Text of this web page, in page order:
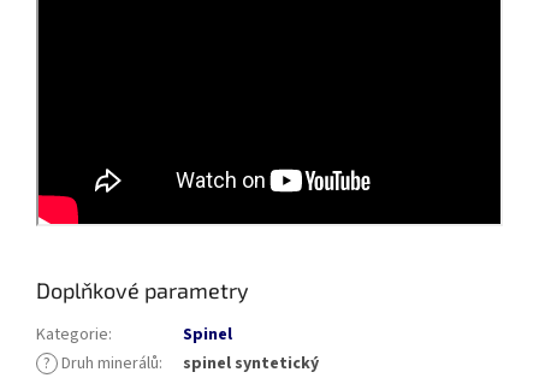
Doplňkové parametry
Kategorie:
Spinel
? Druh minerálů:
spinel syntetický